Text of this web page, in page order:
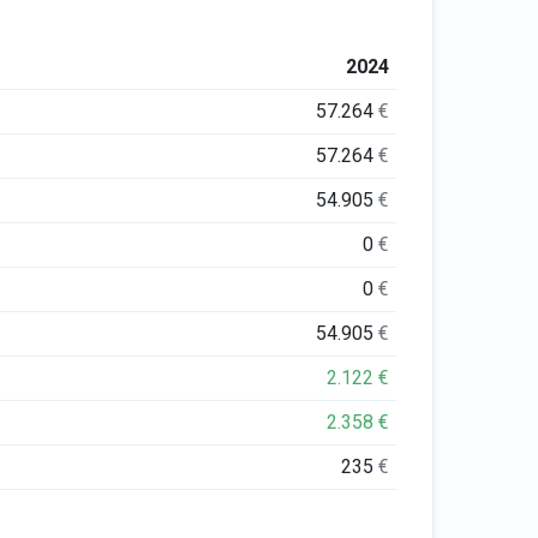
2024
57.264€
57.264€
54.905€
0€
0€
54.905€
2.122€
2.358€
235€